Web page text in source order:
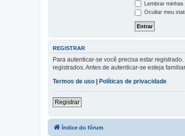
Lembrar
Ocultar meu
REGISTRAR
Para autenticar-se você precisa estar
registrados. Antes de autenticar-se esteja
Termos de uso
Políticas de privacidade
Registrar
Índice do fórum